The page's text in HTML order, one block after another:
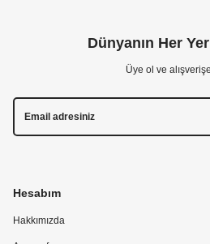
Hesabım
Hakkımızda
Dünyanın Her
Üye ol ve